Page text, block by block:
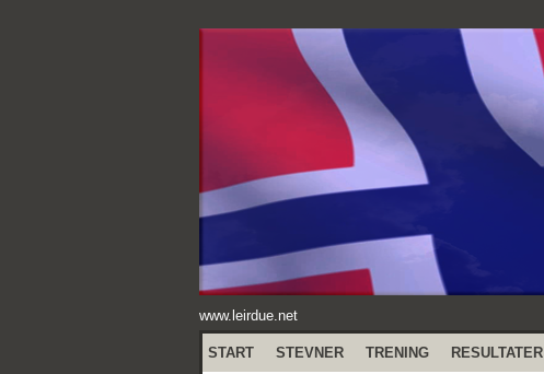
www.leirdue.net
START STEVNER TRENING RESULTATER